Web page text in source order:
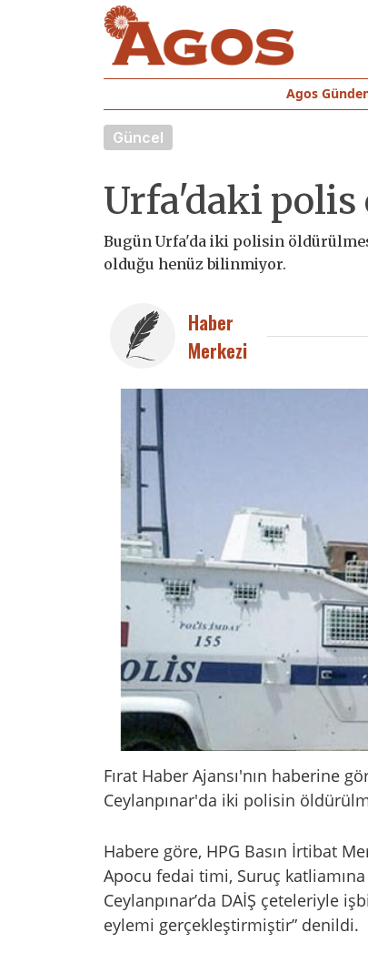
Agos
Güncel
Urfa'daki
Bugün Urfa'da iki polisin
olduğu henüz bilinmiyor.
Haber
Merkezi
Fırat Haber Ajansı'nın haberine
Ceylanpınar'da iki polisin
Habere göre, HPG Basın İrtibat
Apocu fedai timi, Suruç
Ceylanpınar’da DAİŞ çeteleriyle
eylemi gerçekleştirmiştir” denildi.